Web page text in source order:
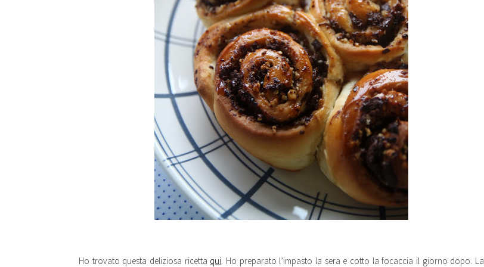
Ho trovato questa deliziosa ricetta qui. Ho preparato l’impasto la sera e cotto la focaccia il giorno dopo. La